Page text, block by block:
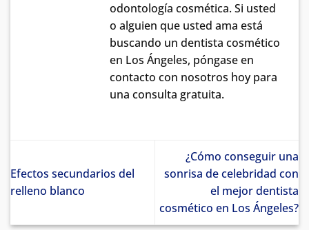
odontología cosmética. Si usted
o alguien que usted ama está
buscando un dentista cosmético
en Los Ángeles, póngase en
contacto con nosotros hoy para
una consulta gratuita.
Efectos secundarios del
relleno blanco
¿Cómo conseguir una
sonrisa de celebridad con
el mejor dentista
cosmético en Los Ángeles?